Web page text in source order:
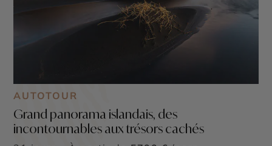
AUTOTOUR
Grand panorama islandais, des
incontournables aux trésors cachés